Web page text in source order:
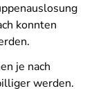
konnten
je nach
werden.